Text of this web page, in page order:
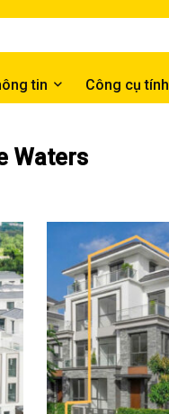
tin Công cụ tính
Waters